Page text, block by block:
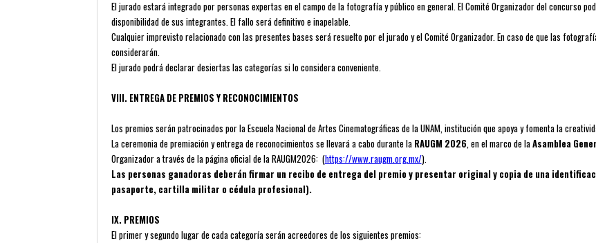
El jurado estará integrado por personas expertas en el campo de la fotografía y público en general. El Comité Organizador del concurso
disponibilidad de sus integrantes. El fallo será definitivo e inapelable.
Cualquier imprevisto relacionado con las presentes bases será resuelto por el jurado y el Comité Organizador. En caso de que las
considerarán.
El jurado podrá declarar desiertas las categorías si lo considera conveniente.
VIII. ENTREGA DE PREMIOS Y RECONOCIMIENTOS
Los premios serán patrocinados por la Escuela Nacional de Artes Cinematográficas de la UNAM, institución que apoya y fomenta la
La ceremonia de premiación y entrega de reconocimientos se llevará a cabo durante la RAUGM 2026, en el marco de laAsamblea
Organizador a través de la página oficial de la RAUGM2026: (https://www.raugm.org.mx/).
Las personas ganadoras deberán firmar un recibo de entrega del premio y presentar original y copia de una
pasaporte, cartilla militar o cédula profesional).
IX. PREMIOS
El primer y segundo lugar de cada categoría serán acreedores de los siguientes premios: